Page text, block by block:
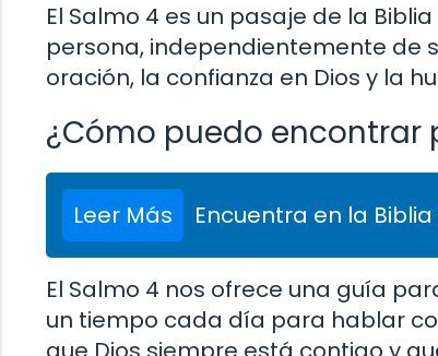
El Salmo 4 es un pasaje de la
persona, independientemente de
oración, la confianza en Dios y la
¿Cómo puedo encontrar
Leer Más Encuentra en la
El Salmo 4 nos ofrece una guía
un tiempo cada día para hablar